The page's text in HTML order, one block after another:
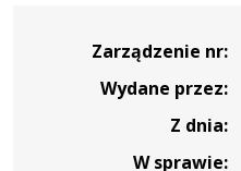
Zarządzenie nr:
Wydane przez:
Z dnia:
W sprawie: